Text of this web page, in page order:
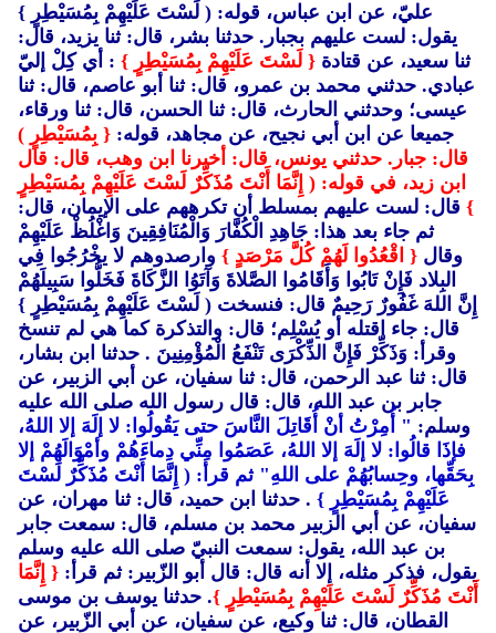
عليّ، عن ابن عباس، قوله: ( لَسْتَ عَلَيْهِمْ بِمُسَيْطِرٍ }
يقول: لست عليهم بجبار. حدثنا بشر، قال: ثنا يزيد، قال:
ثنا سعيد، عن قتادة { لَسْتَ عَلَيْهِمْ بِمُسَيْطِرٍ } : أي كِلْ إليّ
عبادي. حدثني محمد بن عمرو، قال: ثنا أبو عاصم، قال: ثنا
عيسى؛ وحدثني الحارث، قال: ثنا الحسن، قال: ثنا ورقاء،
جميعا عن ابن أبي نجيح، عن مجاهد، قوله: { بِمُسَيْطِرٍ )
قال: جبار. حدثني يونس، قال: أخبرنا ابن وهب، قال: قال
ابن زيد، في قوله: ( إِنَّمَا أَنْتَ مُذَكِّرٌ لَسْتَ عَلَيْهِمْ بِمُسَيْطِرٍ
} قال: لست عليهم بمسلط أن تكرههم على الإيمان، قال:
ثم جاء بعد هذا: جَاهِدِ الْكُفَّارَ وَالْمُنَافِقِينَ وَاغْلُظْ عَلَيْهِمْ
وقال { اقْعُدُوا لَهُمْ كُلَّ مَرْصَدٍ } وارصدوهم لا يخْرُجُوا فِي
البِلاد فَإِنْ تَابُوا وَأَقَامُوا الصَّلاةَ وَآتَوُا الزَّكَاةَ فَخَلُّوا سَبِيلَهُمْ
إِنَّ اللهَ غَفُورٌ رَحِيمٌ قال: فنسخت ( لَسْتَ عَلَيْهِمْ بِمُسَيْطِرٍ }
قال: جاء اقتله أو يُسْلِم؛ قال: والتذكرة كما هي لم تنسخ
وقرأ: وَذَكِّرْ فَإِنَّ الذِّكْرَى تَنْفَعُ الْمُؤْمِنِينَ . حدثنا ابن بشار،
قال: ثنا عبد الرحمن، قال: ثنا سفيان، عن أبي الزبير، عن
جابر بن عبد الله، قال: قال رسول الله صلى الله عليه
وسلم: " أُمِرْتُ أنْ أُقَاتِلَ النَّاسَ حتى يَقُولُوا: لا إلَهَ إلا اللهُ،
فإذَا قالُوا: لا إلَهَ إلا اللهُ، عَصَمُوا مِنِّي دِماءَهُمْ وأمْوَالَهُمْ إلا
بِحَقِّها، وحِسابُهُمْ على اللهِ" ثم قرأ: ( إِنَّمَا أَنْتَ مُذَكِّرٌ لَسْتَ
عَلَيْهِمْ بِمُسَيْطِرٍ } . حدثنا ابن حميد، قال: ثنا مهران، عن
سفيان، عن أبي الزبير محمد بن مسلم، قال: سمعت جابر
بن عبد الله، يقول: سمعت النبيّ صلى الله عليه وسلم
يقول، فذكر مثله، إلا أنه قال: قال أبو الزّبير: ثم قرأ: { إِنَّمَا
أَنْتَ مُذَكِّرٌ لَسْتَ عَلَيْهِمْ بِمُسَيْطِرٍ }. حدثنا يوسف بن موسى
القطان، قال: ثنا وكيع، عن سفيان، عن أبي الزّبير، عن